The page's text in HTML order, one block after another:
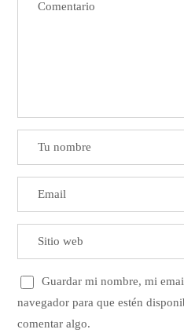
Guardar mi nombre, mi
navegador para que estén
comentar algo.